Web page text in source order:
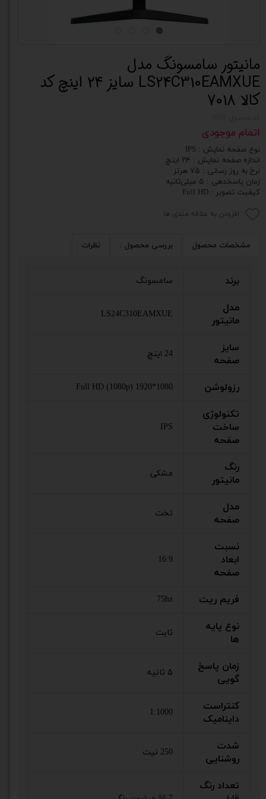
مانیتور سامسونگ مدل
LS24C310EAMXUE سایز 24 اینچ کد
کالا 7018
اتمام موجودی
نوع صفحه نمایش : IPS
اندازه صفحه نمایش : ۲۴ اینچ
نرخ به روز رسانی : ۷۵ هرتز
زمان پاسخدهی : ۵ میلی‌ثانیه
کیفیت تصویر : Full HD
افزودن به علاقه مندی ها
مشخصات محصول بررسی محصول : نظرات
برند سامسونگ
مدل
مانیتور
LS24C310EAMXUE
سایز
صفحه
24 اینچ
رزولوشن Full HD (1080p) 1920*1080
تکنولوژی
ساخت
صفحه
IPS
رنگ
مانیتور
مشکی
مدل
صفحه
تخت
نسبت
ابعاد
صفحه
16:9
فریم ریت 75hz
نوع پایه
ها
ثابت
زمان پاسخ
گویی
۵ ثانیه
کنتراست
داینامیک
1:1000
شدت
روشنایی
250 نیت
تعداد رنگ